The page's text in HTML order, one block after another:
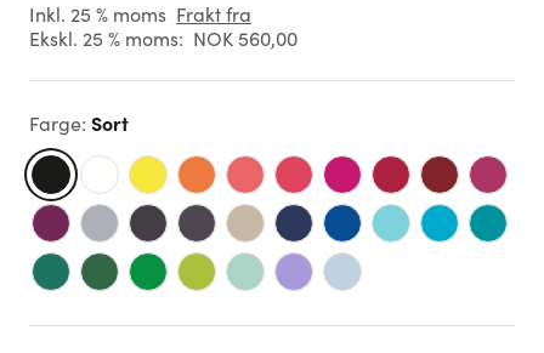
Inkl. 25 % moms Frakt fra
Ekskl. 25 % moms: NOK 560,00
Farge: Sort